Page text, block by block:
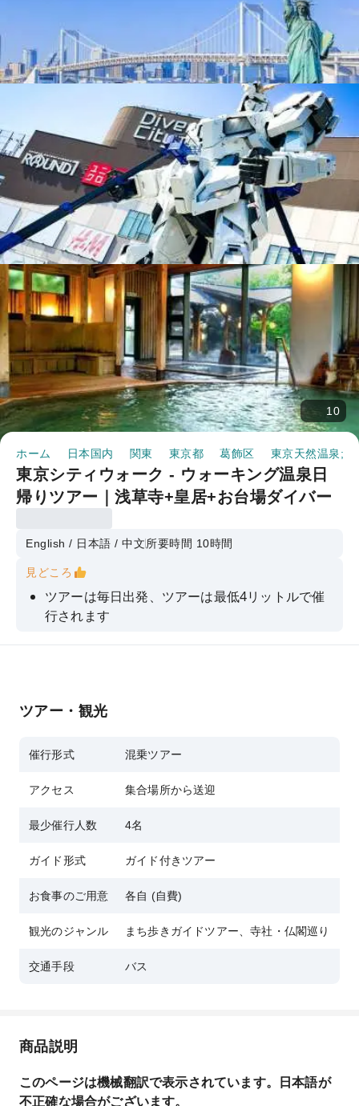
10
ホーム 日本国内 関東 東京都 葛飾区 東京天然温泉;古
東京シティウォーク - ウォーキング温泉日
帰りツアー｜浅草寺+皇居+お台場ダイバー
English / 日本語 / 中文所要時間 10時間
見どころ
ツアーは毎日出発、ツアーは最低4リットルで催
行されます
東京最古の寺院を間近で体験 飛鳥時代の浅草寺
身も心も癒され、自然と調和した静かな時間を過
ツアー・観光
催行形式 混乗ツアー
アクセス 集合場所から送迎
最少催行人数 4名
ガイド形式 ガイド付きツアー
お食事のご用意 各自 (自費)
観光のジャンル まち歩きガイドツアー、寺社・仏閣巡り
交通手段 バス
商品説明
このページは機械翻訳で表示されています。日本語が
不正確な場合がございます。